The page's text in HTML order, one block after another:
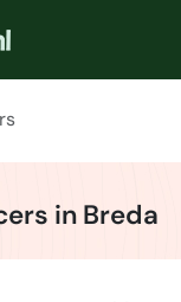
in Breda